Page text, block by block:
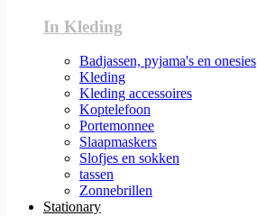
In Kleding
Badjassen, pyjama's en onesies
Kleding
Kleding accessoires
Koptelefoon
Portemonnee
Slaapmaskers
Slofjes en sokken
tassen
Zonnebrillen
Stationary